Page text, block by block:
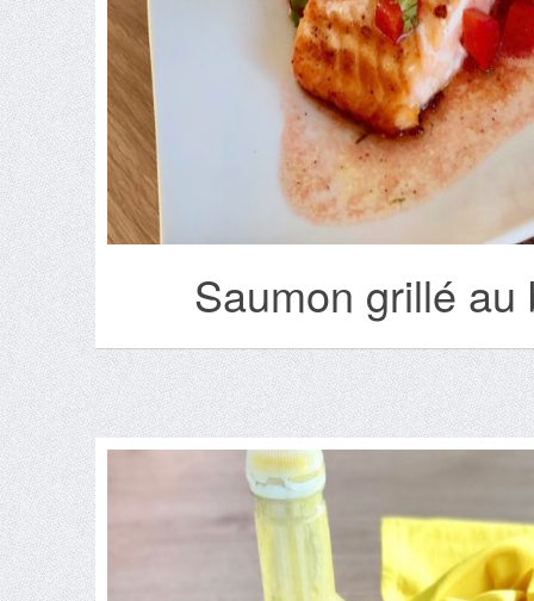
Saumon grillé